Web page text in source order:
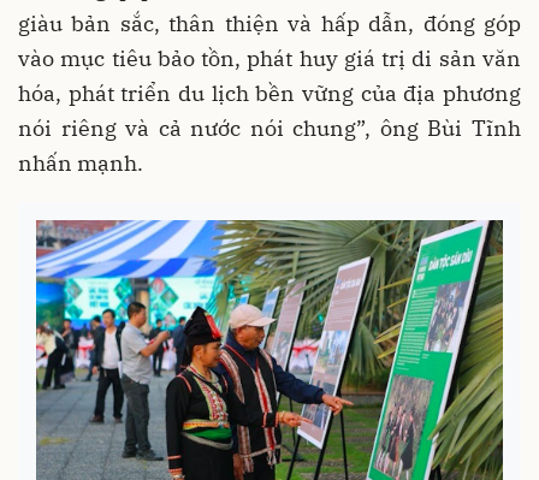
giàu bản sắc, thân thiện và hấp dẫn, đóng góp
vào mục tiêu bảo tồn, phát huy giá trị di sản văn
hóa, phát triển du lịch bền vững của địa phương
nói riêng và cả nước nói chung”, ông Bùi Tĩnh
nhấn mạnh.